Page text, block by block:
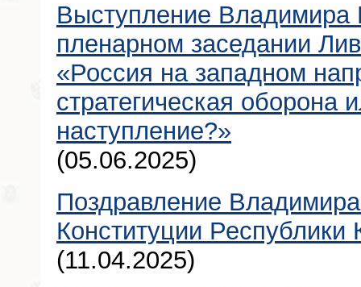
Выступление Владимира
пленарном заседании
«Россия на западном
стратегическая оборона
наступление?»
(05.06.2025)
Поздравление
Конституции Республики
(11.04.2025)